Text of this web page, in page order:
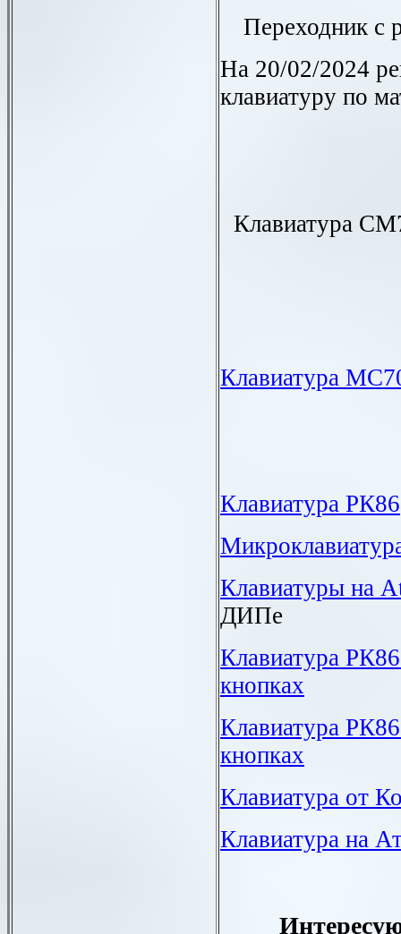
Переходник с
На 20/02/2024
клавиатуру по
Клавиатура
Клавиатура
Клавиатура РК86
Микроклавиатур
Клавиатуры на
ДИПе
Клавиатура
кнопках
Клавиатура
кнопках
Клавиатура от
Клавиатура на